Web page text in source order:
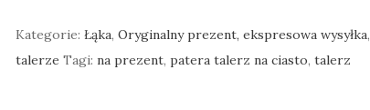
Kategorie: Łąka, Oryginalny prezent, ekspresowa wysyłka,
talerze Tagi: na prezent, patera talerz na ciasto, talerz